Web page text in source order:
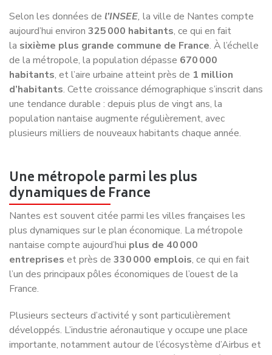
lasixième plus grande commune de France. À l’échelle
de la métropole, la population dépasse670 000
habitants, et l’aire urbaine atteint près de1 million
d’habitants. Cette croissance démographique s’inscrit dans
une tendance durable : depuis plus de vingt ans, la
population nantaise augmente régulièrement, avec
plusieurs milliers de nouveaux habitants chaque année.
dynamiques de France
Nantes est souvent citée parmi les villes françaises les
plus dynamiques sur le plan économique. La métropole
nantaise compte aujourd’huiplus de 40 000
entrepriseset près de330 000 emplois, ce qui en fait
l’un des principaux pôles économiques de l’ouest de la
France.
Plusieurs secteurs d’activité y sont particulièrement
importante, notamment autour de l’écosystème d’Airbus et
de ses partenaires. Le secteur du numérique est également
en forte croissance, avec plus de30 000 emplois dans le